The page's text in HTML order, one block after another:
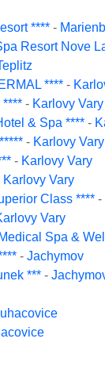
**** -
Resort Nove
**** -
**** - Karlovy Vary
& Spa **** -
- Karlovy Vary
- Karlovy Vary
Karlovy Vary
Class **** -
Vary
Spa &
- Jachymov
*** -